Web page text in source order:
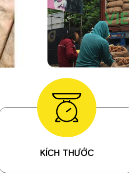
KÍCH THƯỚC